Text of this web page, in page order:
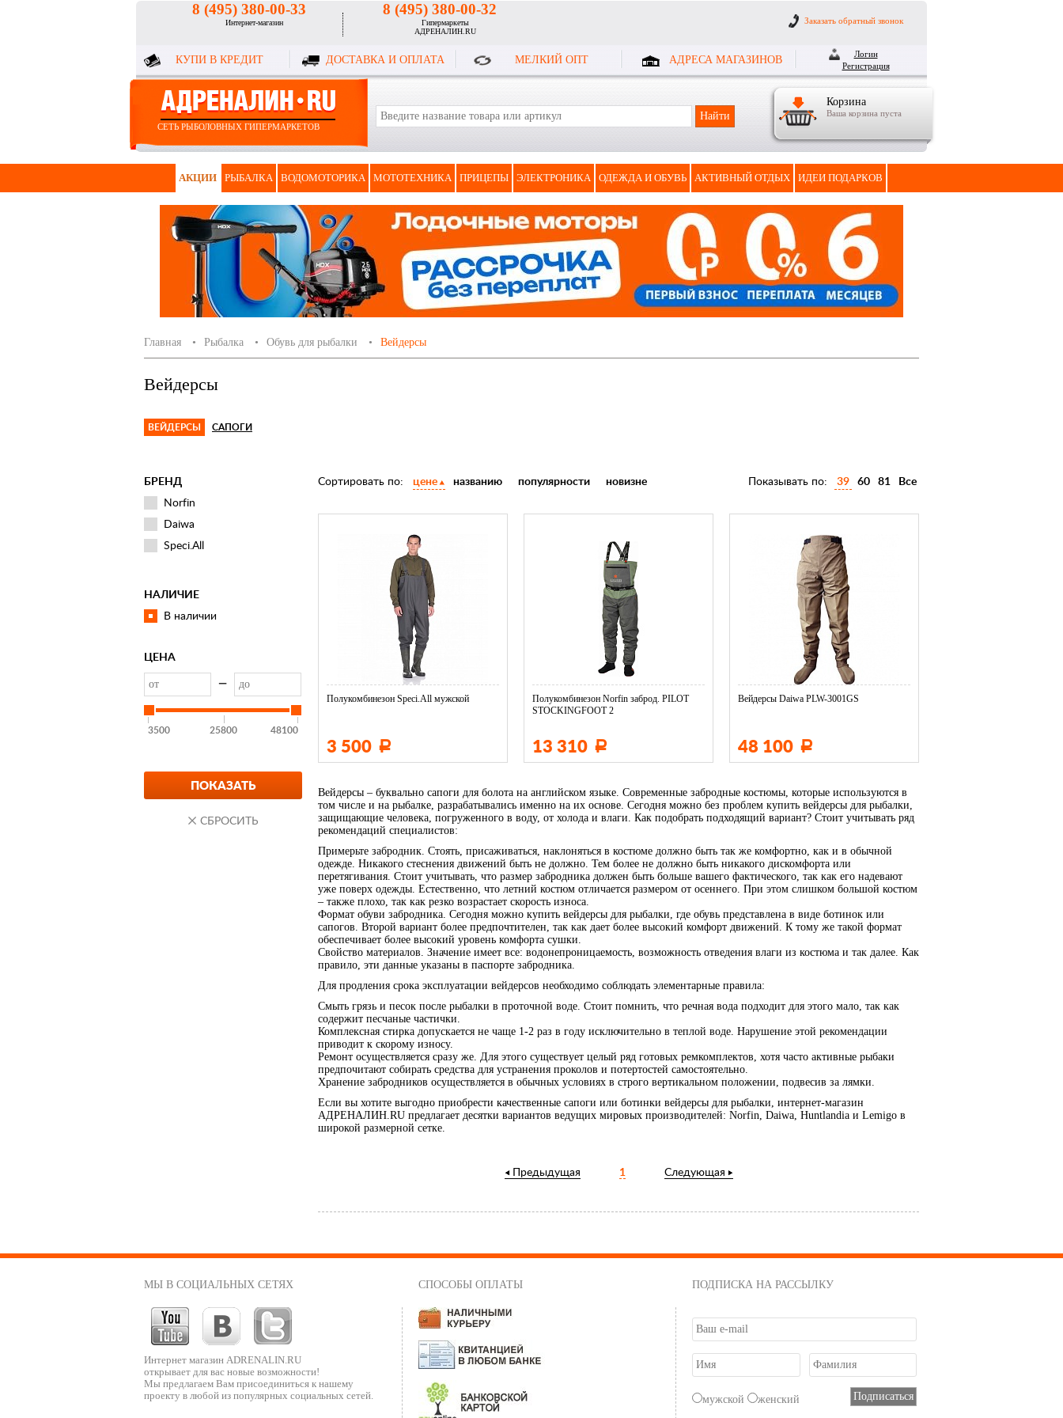
8 (495) 380-00-33
Интернет-магазин
8 (495) 380-00-32
Гипермаркеты
АДРЕНАЛИН.RU
Заказать обратный звонок
КУПИ В КРЕДИТ ДОСТАВКА И ОПЛАТА МЕЛКИЙ ОПТ АДРЕСА МАГАЗИНОВ
Логин
Регистрация
Корзина
Ваша корзина пуста
СЕТЬ РЫБОЛОВНЫХ ГИПЕРМАРКЕТОВ
АКЦИИ РЫБАЛКА ВОДОМОТОРИКА МОТОТЕХНИКА ПРИЦЕПЫ ЭЛЕКТРОНИКА ОДЕЖДА И ОБУВЬ АКТИВНЫЙ ОТДЫХ ИДЕИ ПОДАРКОВ
Главная Рыбалка Обувь для рыбалки Вейдерсы
Вейдерсы
ВЕЙДЕРСЫ САПОГИ
БРЕНД
Norfin
Daiwa
Speci.All
НАЛИЧИЕ
В наличии
ЦЕНА
—
3500 25800 48100
Сортировать по: цене названию популярности новизне Показывать по: 39 60 81 Все
Полукомбинезон Speci.All мужской
3 500 Р
Полукомбинезон Norfin заброд. PILOT
STOCKINGFOOT 2
13 310 Р
Вeйдерсы Daiwa PLW-3001GS
48 100 Р
Вейдерсы – буквально сапоги для болота на английском языке. Современные забродные костюмы, которые используются в
том числе и на рыбалке, разрабатывались именно на их основе. Сегодня можно без проблем купить вейдерсы для рыбалки,
защищающие человека, погруженного в воду, от холода и влаги. Как подобрать подходящий вариант? Стоит учитывать ряд
рекомендаций специалистов:
Примерьте забродник. Стоять, присаживаться, наклоняться в костюме должно быть так же комфортно, как и в обычной
одежде. Никакого стеснения движений быть не должно. Тем более не должно быть никакого дискомфорта или
перетягивания. Стоит учитывать, что размер забродника должен быть больше вашего фактического, так как его надевают
уже поверх одежды. Естественно, что летний костюм отличается размером от осеннего. При этом слишком большой костюм
– также плохо, так как резко возрастает скорость износа.
Формат обуви забродника. Сегодня можно купить вейдерсы для рыбалки, где обувь представлена в виде ботинок или
сапогов. Второй вариант более предпочтителен, так как дает более высокий комфорт движений. К тому же такой формат
обеспечивает более высокий уровень комфорта сушки.
Свойство материалов. Значение имеет все: водонепроницаемость, возможность отведения влаги из костюма и так далее. Как
правило, эти данные указаны в паспорте забродника.
Для продления срока эксплуатации вейдерсов необходимо соблюдать элементарные правила:
Смыть грязь и песок после рыбалки в проточной воде. Стоит помнить, что речная вода подходит для этого мало, так как
содержит песчаные частички.
Комплексная стирка допускается не чаще 1-2 раз в году исключительно в теплой воде. Нарушение этой рекомендации
приводит к скорому износу.
Ремонт осуществляется сразу же. Для этого существует целый ряд готовых ремкомплектов, хотя часто активные рыбаки
предпочитают собирать средства для устранения проколов и потертостей самостоятельно.
Хранение забродников осуществляется в обычных условиях в строго вертикальном положении, подвесив за лямки.
Если вы хотите выгодно приобрести качественные сапоги или ботинки вейдерсы для рыбалки, интернет-магазин
АДРЕНАЛИН.RU предлагает десятки вариантов ведущих мировых производителей: Norfin, Daiwa, Huntlandia и Lemigo в
широкой размерной сетке.
Предыдущая 1 Следующая
МЫ В СОЦИАЛЬНЫХ СЕТЯХ
Интернет магазин ADRENALIN.RU
открывает для вас новые возможности!
Мы предлагаем Вам присоединиться к нашему
проекту в любой из популярных социальных сетей.
СПОСОБЫ ОПЛАТЫ ПОДПИСКА НА РАССЫЛКУ
мужской женский